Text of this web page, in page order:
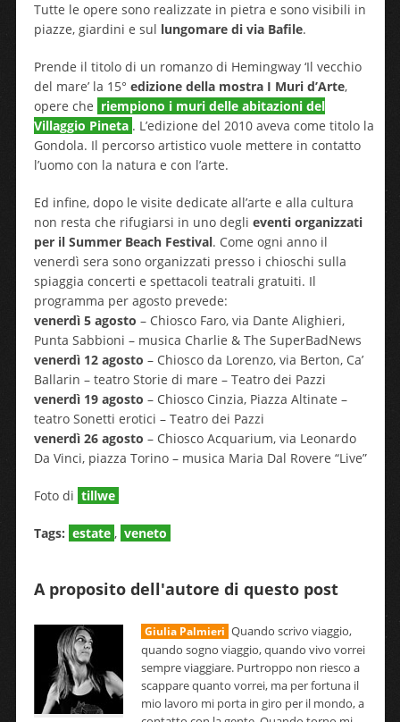
Tutte le opere sono realizzate in pietra e sono visibili in
piazze, giardini e sul lungomare di via Bafile.
Prende il titolo di un romanzo di Hemingway ‘Il vecchio
del mare’ la 15° edizione della mostra I Muri d’Arte,
opere che riempiono i muri delle abitazioni del
Villaggio Pineta . L’edizione del 2010 aveva come titolo la
Gondola. Il percorso artistico vuole mettere in contatto
l’uomo con la natura e con l’arte.
Ed infine, dopo le visite dedicate all’arte e alla cultura
non resta che rifugiarsi in uno degli eventi organizzati
per il Summer Beach Festival. Come ogni anno il
venerdì sera sono organizzati presso i chioschi sulla
spiaggia concerti e spettacoli teatrali gratuiti. Il
programma per agosto prevede:
venerdì 5 agosto – Chiosco Faro, via Dante Alighieri,
Punta Sabbioni – musica Charlie & The SuperBadNews
venerdì 12 agosto – Chiosco da Lorenzo, via Berton, Ca’
Ballarin – teatro Storie di mare – Teatro dei Pazzi
venerdì 19 agosto – Chiosco Cinzia, Piazza Altinate –
teatro Sonetti erotici – Teatro dei Pazzi
venerdì 26 agosto – Chiosco Acquarium, via Leonardo
Da Vinci, piazza Torino – musica Maria Dal Rovere “Live”
Foto di tillwe
Tags: estate , veneto
A proposito dell'autore di questo post
Giulia Palmieri Quando scrivo viaggio,
quando sogno viaggio, quando vivo vorrei
sempre viaggiare. Purtroppo non riesco a
scappare quanto vorrei, ma per fortuna il
mio lavoro mi porta in giro per il mondo, a